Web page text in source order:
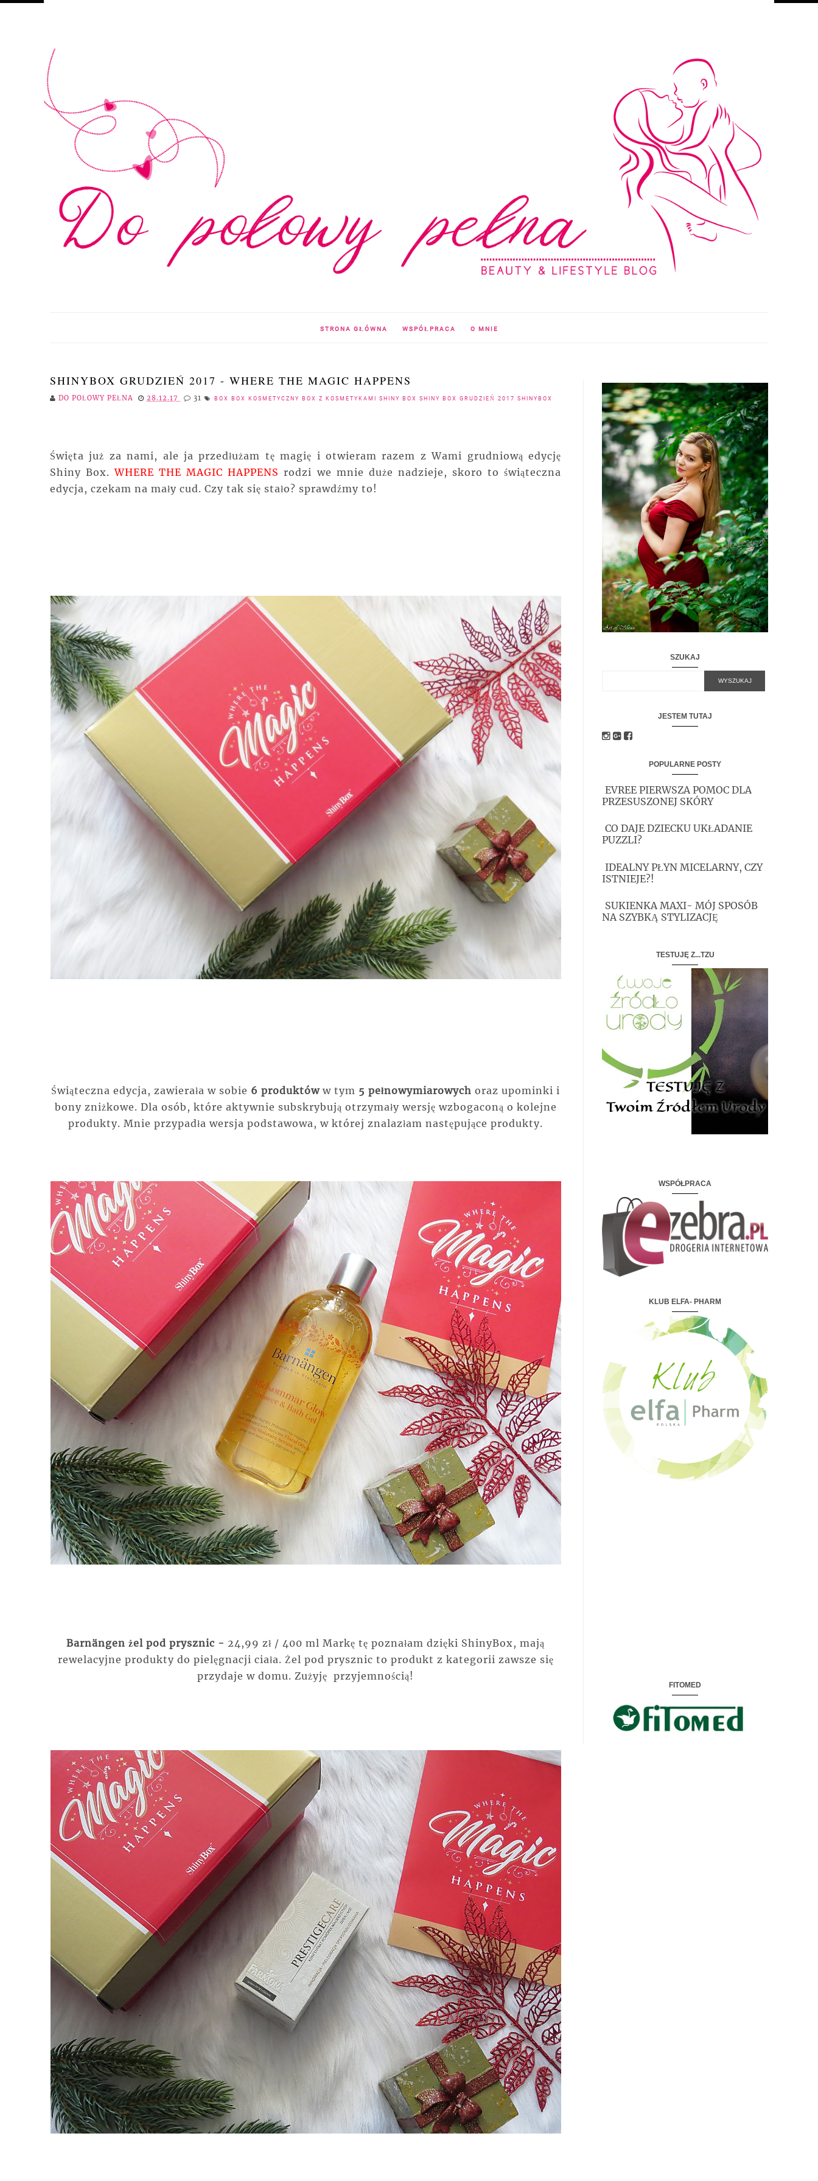
STRONA GŁÓWNA WSPÓŁPRACA O MNIE
SHINYBOX GRUDZIEŃ 2017 - WHERE THE MAGIC HAPPENS
DO POŁOWY PEŁNA 28.12.17 31 BOX BOX KOSMETYCZNY BOX Z KOSMETYKAMI SHINY BOX SHINY BOX GRUDZIEŃ 2017 SHINYBOX
Święta już za nami, ale ja przedłużam tę magię i otwieram razem z Wami grudniową edycję
Shiny Box. WHERE THE MAGIC HAPPENS rodzi we mnie duże nadzieje, skoro to świąteczna
edycja, czekam na mały cud. Czy tak się stało? sprawdźmy to!
Świąteczna edycja, zawierała w sobie 6 produktóww tym 5 pełnowymiarowych oraz upominki i
bony zniżkowe. Dla osób, które aktywnie subskrybują otrzymały wersję wzbogaconą o kolejne
produkty. Mnie przypadła wersja podstawowa, w której znalazłam następujące produkty.
Barnängen żel pod prysznic - 24,99 zł / 400 ml Markę tę poznałam dzięki ShinyBox, mają
rewelacyjne produkty do pielęgnacji ciała. Żel pod prysznic to produkt z kategorii zawsze się
przydaje w domu. Zużyję przyjemnością!
SZUKAJ
JESTEM TUTAJ
POPULARNE POSTY
EVREE PIERWSZA POMOC DLA
PRZESUSZONEJ SKÓRY
CO DAJE DZIECKU UKŁADANIE
PUZZLI?
IDEALNY PŁYN MICELARNY, CZY
ISTNIEJE?!
SUKIENKA MAXI- MÓJ SPOSÓB
NA SZYBKĄ STYLIZACJĘ
TESTUJĘ Z...TZU
WSPÓŁPRACA
KLUB ELFA- PHARM
FITOMED